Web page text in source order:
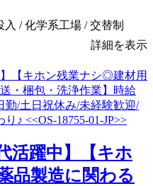
/ 化学系工場 / 交替制
詳細を表示
活躍中】【キホ
品製造に関わる